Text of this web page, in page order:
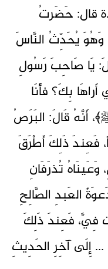
قال: حَضَرتُ
وَهُوَ يُحَدِّثُ النَّاسَ
يَا صَاحِبَ رَسُولِ
بِكَ؟ فأَنَا
أَنَّهُ قَالَ: البَرَصُ
فَعِندَ ذَلِكَ أَطْرَقَ
تُذرَفَانِ
العَبدِ الصَّالِحِ
فِيَّ، فَعِندَ ذَلِكَ
إِلَى آخِرِ الحَدِيثِ